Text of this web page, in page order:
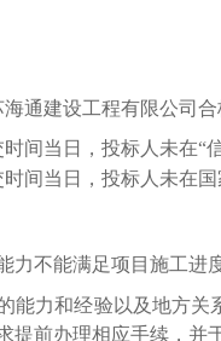
通建设工程有限公司
间当日，投标人未在“
时间当日，投标人未在
力不能满足项目施工进
能力和经验以及地方
提前办理相应手续，并